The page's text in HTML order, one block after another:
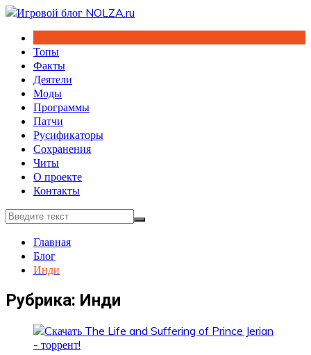
Перейти
содержимому
Топы
Факты
Деятели
Моды
Программы
Патчи
Русификаторы
Сохранения
Читы
О проекте
Контакты
Главная
Блог
Инди
Рубрика: Инди